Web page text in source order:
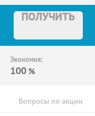
ПОЛУЧИТЬ
Экономия:
100 %
Вопросы по акции